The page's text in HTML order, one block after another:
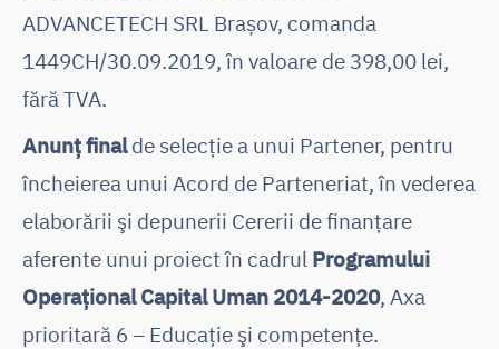
ADVANCETECH SRL Brașov, comanda
1449CH/30.09.2019, în valoare de 398,00 lei,
fără TVA.
Anunț finalde selecție a unui Partener, pentru
încheierea unui Acord de Parteneriat, în vederea
elaborării şi depunerii Cererii de finanţare
aferente unui proiect în cadrul Programului
Operaţional Capital Uman 2014-2020, Axa
prioritară 6 – Educaţie şi competenţe.